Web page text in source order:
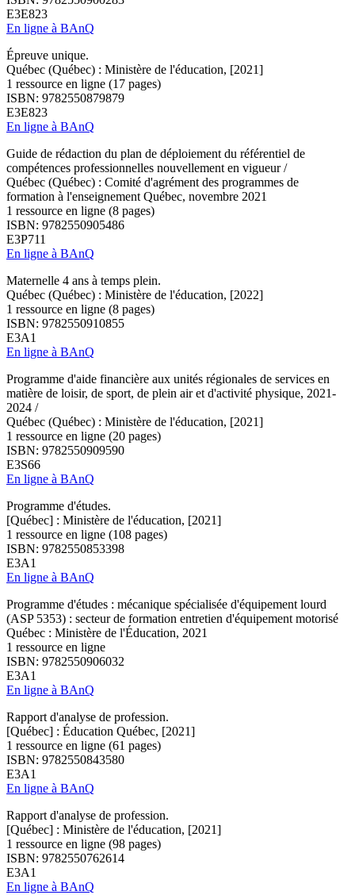
E3E823
En ligne à BAnQ
Épreuve unique.
Québec (Québec) : Ministère de l'éducation, [2021]
1 ressource en ligne (17 pages)
ISBN: 9782550879879
E3E823
En ligne à BAnQ
Guide de rédaction du plan de déploiement du référentiel de
compétences professionnelles nouvellement en vigueur /
Québec (Québec) : Comité d'agrément des programmes de
formation à l'enseignement Québec, novembre 2021
1 ressource en ligne (8 pages)
ISBN: 9782550905486
E3P711
En ligne à BAnQ
Maternelle 4 ans à temps plein.
Québec (Québec) : Ministère de l'éducation, [2022]
1 ressource en ligne (8 pages)
ISBN: 9782550910855
E3A1
En ligne à BAnQ
Programme d'aide financière aux unités régionales de services en
matière de loisir, de sport, de plein air et d'activité physique, 2021-
2024 /
Québec (Québec) : Ministère de l'éducation, [2021]
1 ressource en ligne (20 pages)
ISBN: 9782550909590
E3S66
En ligne à BAnQ
Programme d'études.
[Québec] : Ministère de l'éducation, [2021]
1 ressource en ligne (108 pages)
ISBN: 9782550853398
E3A1
En ligne à BAnQ
Programme d'études : mécanique spécialisée d'équipement lourd
(ASP 5353) : secteur de formation entretien d'équipement motorisé
Québec : Ministère de l'Éducation, 2021
1 ressource en ligne
ISBN: 9782550906032
E3A1
En ligne à BAnQ
Rapport d'analyse de profession.
[Québec] : Éducation Québec, [2021]
1 ressource en ligne (61 pages)
ISBN: 9782550843580
E3A1
En ligne à BAnQ
Rapport d'analyse de profession.
[Québec] : Ministère de l'éducation, [2021]
1 ressource en ligne (98 pages)
ISBN: 9782550762614
E3A1
En ligne à BAnQ